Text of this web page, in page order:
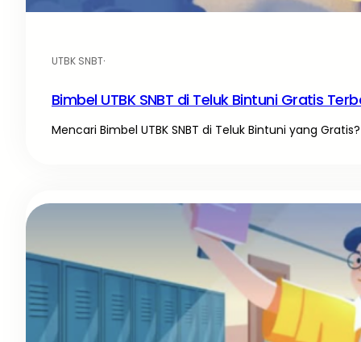
UTBK SNBT·
Bimbel UTBK SNBT di Teluk Bintuni Gratis
Mencari Bimbel UTBK SNBT di Teluk Bintuni yang